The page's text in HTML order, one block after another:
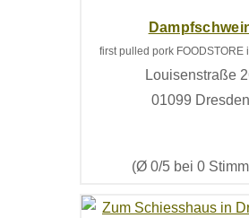
first pulled pork FOODSTORE
Louisenstraße
01099 Dresden
(Ø 0/5 bei 0